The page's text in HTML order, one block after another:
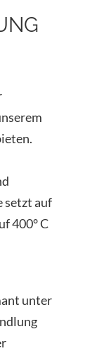
setzt auf
400° C
unter